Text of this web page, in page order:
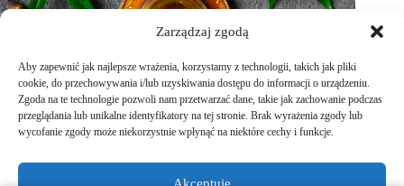
Zarządzaj zgodą
Aby zapewnić jak najlepsze wrażenia, korzystamy z technologii, takich jak pliki
cookie, do przechowywania i/lub uzyskiwania dostępu do informacji o urządzeniu.
Zgoda na te technologie pozwoli nam przetwarzać dane, takie jak zachowanie podczas
przeglądania lub unikalne identyfikatory na tej stronie. Brak wyrażenia zgody lub
wycofanie zgody może niekorzystnie wpłynąć na niektóre cechy i funkcje.
Akceptuję